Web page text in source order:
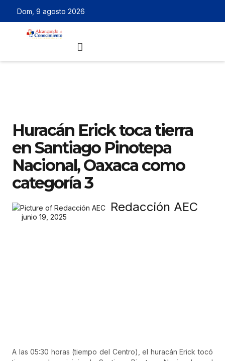
Dom, 9 agosto 2026
Huracán Erick toca tierra
en Santiago Pinotepa
Nacional, Oaxaca como
categoría 3
Redacción AEC
junio 19, 2025
A las 05:30 horas (tiempo del Centro), el huracán Erick tocó